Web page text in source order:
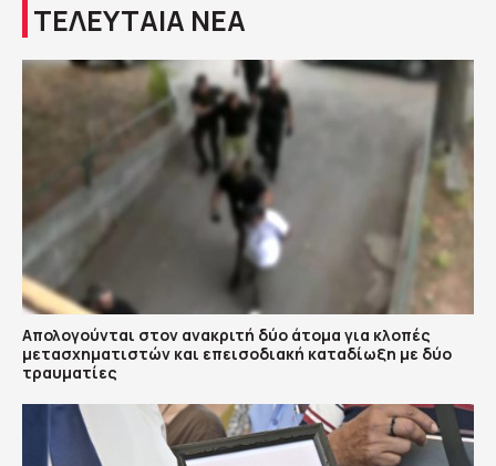
ΤΕΛΕΥΤΑΙΑ ΝΕΑ
Απολογούνται στον ανακριτή δύο άτομα για κλοπές
μετασχηματιστών και επεισοδιακή καταδίωξη με δύο
τραυματίες